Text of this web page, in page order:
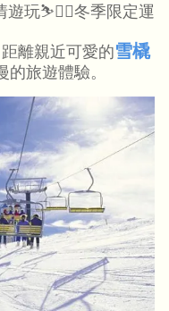
遊玩⛷️🏂🏻冬季限定運
離親近可愛的雪橇
的旅遊體驗。